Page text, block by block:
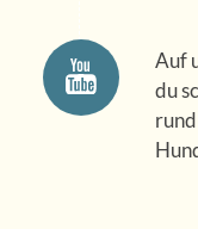
Auf
du